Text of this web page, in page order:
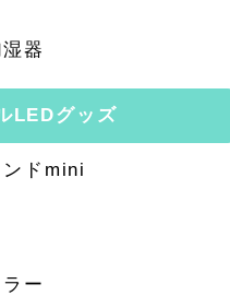
器
LEDグッズ
ドmini
ー